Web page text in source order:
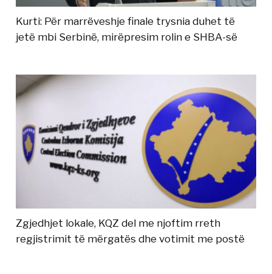
Kurti: Për marrëveshje finale trysnia duhet të
jetë mbi Serbinë, mirëpresim rolin e SHBA-së
Zgjedhjet lokale, KQZ del me njoftim rreth
regjistrimit të mërgatës dhe votimit me postë